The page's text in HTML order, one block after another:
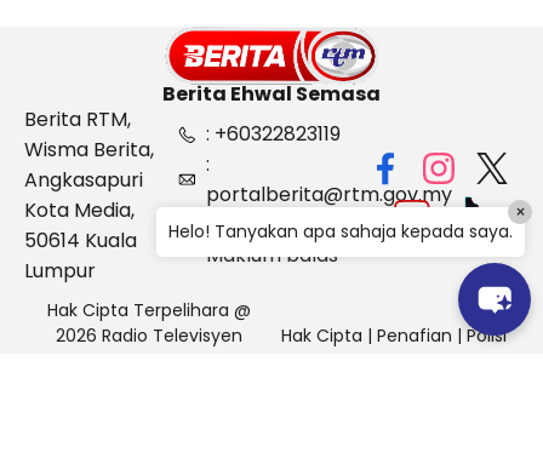
Berita Ehwal Semasa
Berita RTM,
Wisma Berita,
Angkasapuri
Kota Media,
50614 Kuala
Lumpur
: +60322823119
:
portalberita@rtm.gov.my
: Aduan &
Maklum balas
Hak Cipta Terpelihara @
2026 Radio Televisyen
Hak Cipta | Penafian | Polisi
Helo! Tanyakan apa sahaja kepada saya.
×